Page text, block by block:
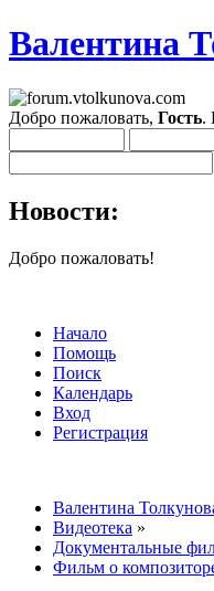
Валентина
Добро пожаловать, Гость.
Новости:
Добро пожаловать!
Начало
Помощь
Поиск
Календарь
Вход
Регистрация
Валентина
Видеотека »
Документальные
Фильм о